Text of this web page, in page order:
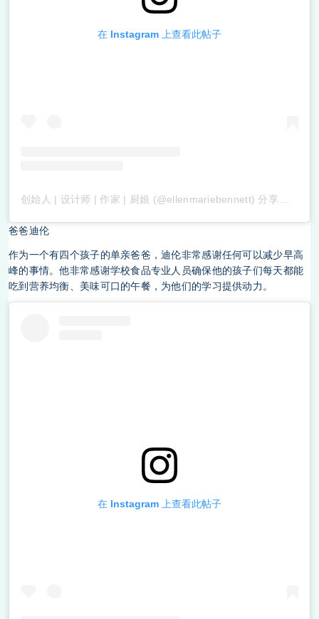
在 Instagram 上查看此帖子
爸爸迪伦
作为一个有四个孩子的单亲爸爸，迪伦非常感谢任何可以减少早高
峰的事情。他非常感谢学校食品专业人员确保他的孩子们每天都能
吃到营养均衡、美味可口的午餐，为他们的学习提供动力。
在 Instagram 上查看此帖子